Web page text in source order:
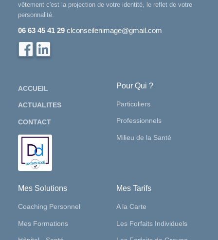
vêtement c'est la projection de votre identité, le reflet de votre
personnalité.
06 63 45 41 29 clconseilenimage@gmail.com
ACCUEIL
ACTUALITES
CONTACT
Pour Qui ?
Particuliers
Professionnels
Milieu de la Santé
Mes Solutions
Coaching Personnel
Mes Formations
Mes Tarifs
A la Carte
Les Forfaits Individuels